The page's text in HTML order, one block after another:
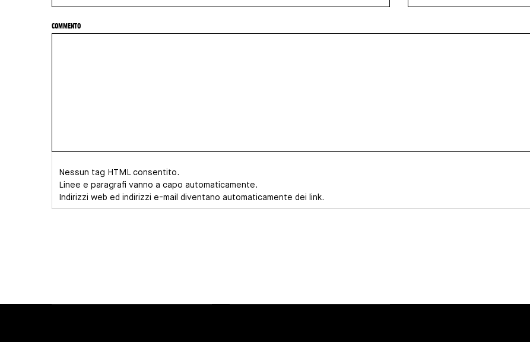
fonds
de…
di
COMMENTO
Nessun tag HTML consentito.
Linee e paragrafi vanno a capo automaticamente.
Indirizzi web ed indirizzi e-mail diventano automaticamente dei link.